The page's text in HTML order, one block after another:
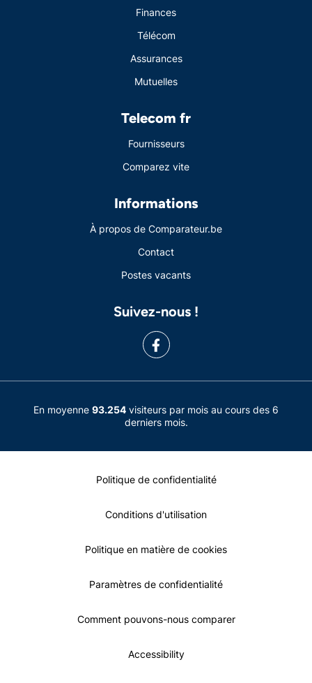
Finances
Télécom
Assurances
Mutuelles
Telecom fr
Fournisseurs
Comparez vite
Informations
À propos de Comparateur.be
Contact
Postes vacants
Suivez-nous !
En moyenne 93.254 visiteurs par mois au cours des 6
derniers mois.
Politique de confidentialité
Conditions d'utilisation
Politique en matière de cookies
Paramètres de confidentialité
Comment pouvons-nous comparer
Accessibility